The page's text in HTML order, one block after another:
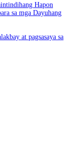
Hapon
sa mga Dayuhang
at pagsasaya sa